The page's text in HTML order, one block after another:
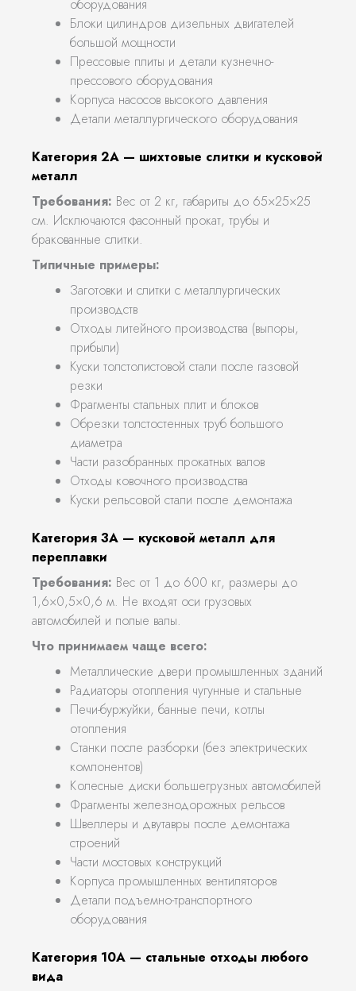
оборудования
Блоки цилиндров дизельных двигателей
большой мощности
Прессовые плиты и детали кузнечно-
прессового оборудования
Корпуса насосов высокого давления
Детали металлургического оборудования
Категория 2А — шихтовые слитки и кусковой
металл
Требования: Вес от 2 кг, габариты до 65×25×25
см. Исключаются фасонный прокат, трубы и
бракованные слитки.
Типичные примеры:
Заготовки и слитки с металлургических
производств
Отходы литейного производства (выпоры,
прибыли)
Куски толстолистовой стали после газовой
резки
Фрагменты стальных плит и блоков
Обрезки толстостенных труб большого
диаметра
Части разобранных прокатных валов
Отходы ковочного производства
Куски рельсовой стали после демонтажа
Категория 3А — кусковой металл для
переплавки
Требования: Вес от 1 до 600 кг, размеры до
1,6×0,5×0,6 м. Не входят оси грузовых
автомобилей и полые валы.
Что принимаем чаще всего:
Металлические двери промышленных зданий
Радиаторы отопления чугунные и стальные
Печи-буржуйки, банные печи, котлы
отопления
Станки после разборки (без электрических
компонентов)
Колесные диски большегрузных автомобилей
Фрагменты железнодорожных рельсов
Швеллеры и двутавры после демонтажа
строений
Части мостовых конструкций
Корпуса промышленных вентиляторов
Детали подъемно-транспортного
оборудования
Категория 10А — стальные отходы любого
вида